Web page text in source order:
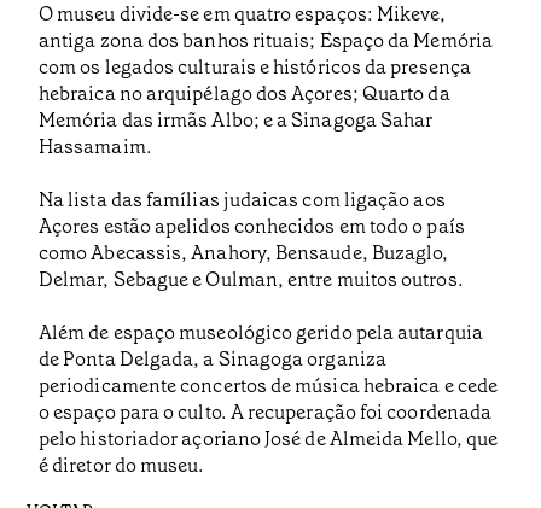
O museu divide-se em quatro espaços: Mikeve,
antiga zona dos banhos rituais; Espaço da Memória
com os legados culturais e históricos da presença
hebraica no arquipélago dos Açores; Quarto da
Memória das irmãs Albo; e a Sinagoga Sahar
Hassamaim.
Na lista das famílias judaicas com ligação aos
Açores estão apelidos conhecidos em todo o país
como Abecassis, Anahory, Bensaude, Buzaglo,
Delmar, Sebague e Oulman, entre muitos outros.
Além de espaço museológico gerido pela autarquia
de Ponta Delgada, a Sinagoga organiza
periodicamente concertos de música hebraica e cede
o espaço para o culto. A recuperação foi coordenada
pelo historiador açoriano José de Almeida Mello, que
é diretor do museu.